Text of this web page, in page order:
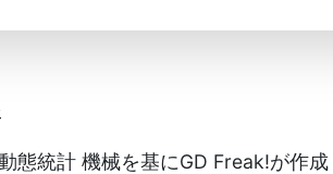
態統計 機械を基にGD Freak!が作成